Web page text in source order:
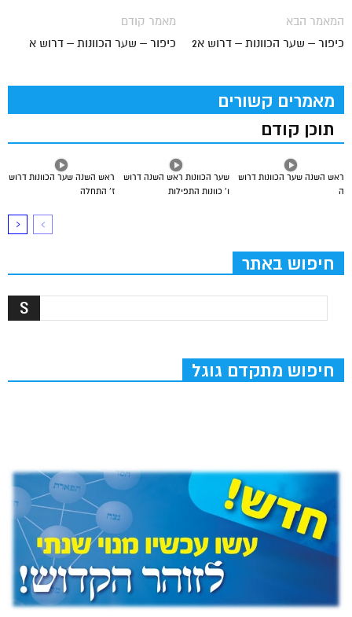
מאמר קודם
כיפור – שער הכוונות – דרוש א
המאמר הבא
כיפור – שער הכוונות – דרוש א2
מאמרים קשורים
תוכן קודם
ראש השנה שער הכוונות דרוש
ז’ התחלה
שער הכוונות ראש השנה דרוש
ו’ כוונות התפילות
ראש השנה שער הכוונות דרוש
ה
חיפוש באתר
חיפוש מתקדם גוגל